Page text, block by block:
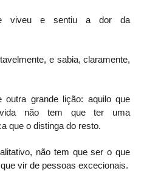
viveu e sentiu a dor da
e sabia, claramente,
outra grande lição: aquilo que
não tem que ter uma
que o distinga do resto.
não tem que ser o que
vir de pessoas excecionais.